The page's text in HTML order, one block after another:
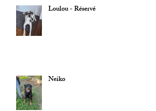
Loulou - Réservé
Neiko